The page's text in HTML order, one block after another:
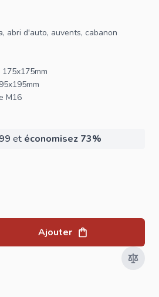
abri d'auto, auvents, cabanon
M16
et économisez 73%
Ajouter